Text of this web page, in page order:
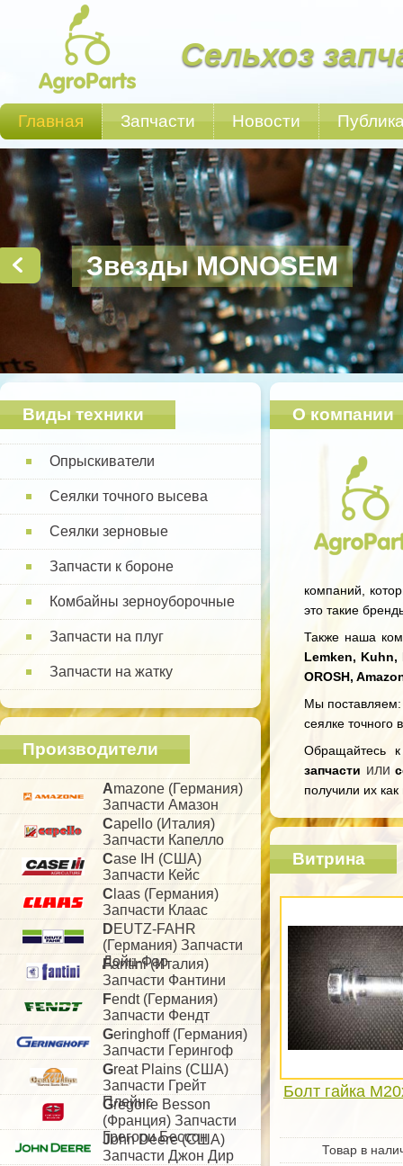
Сельхоз
Главная Запчасти Новости
Звезды MONOSEM
Виды техники
Опрыскиватели
Сеялки точного высева
Сеялки зерновые
Запчасти к бороне
Комбайны зерноуборочные
Запчасти на плуг
Запчасти на жатку
Производители
Amazone (Германия)
Запчасти Амазон
Capello (Италия)
Запчасти Капелло
Case IH (США)
Запчасти Кейс
C laas (Германия)
Запчасти Клаас
DEUTZ-FAHR
(Германия) Запчасти
Дойц-Фар
Fantini (Италия)
Запчасти Фантини
Fendt (Германия)
Запчасти Фендт
Geringhoff (Германия)
Запчасти Герингоф
Great Plains (США)
Запчасти Грейт
Плейнс
Gregoire Besson
(Франция) Запчасти
Грегори Бессон
John Deere (США)
Запчасти Джон Дир
О компании
компаний,
это такие
Также наша
Lemken, Kuhn,
OROSH,
Мы поставляем:
сеялке точного
Обращайтесь
запчасти или
получили их
Витрина
Болт гайка
Товар в